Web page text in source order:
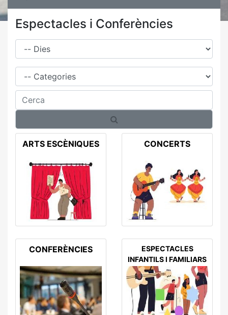
Espectacles i Conferències
Dies
Família
Cerca
ARTS ESCÈNIQUES CONCERTS
CONFERÈNCIES
ESPECTACLES
INFANTILS I FAMILIARS